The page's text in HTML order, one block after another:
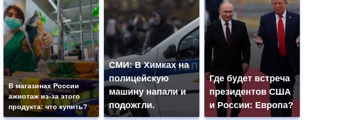
В магазинах России
ажиотаж из-за этого
продукта: что купить?
СМИ: В Химках на
полицейскую
машину напали и
подожгли.
Где будет встреча
президентов США
и России: Европа?